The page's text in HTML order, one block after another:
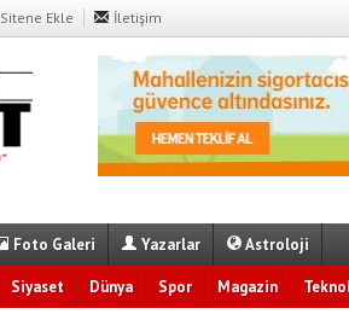
Sitene Ekle İletişim
Foto Galeri Yazarlar Astroloji
Siyaset Dünya Spor Magazin